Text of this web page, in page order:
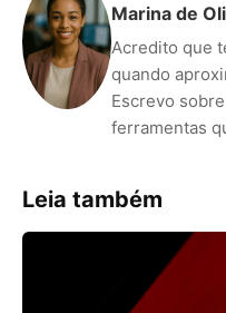
Marina de
Acredito que
quando
Escrevo
ferramentas
Leia também